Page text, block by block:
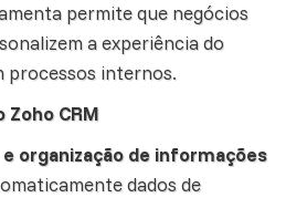
permite que negócios
a experiência do
processos internos.
Zoho CRM
organização de informações
dados de